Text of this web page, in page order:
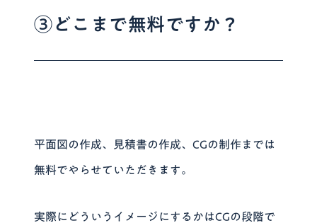
③どこまで無料ですか？
平面図の作成、見積書の作成、CGの制作までは
無料でやらせていただきます。
実際にどういうイメージにするかはCGの段階で